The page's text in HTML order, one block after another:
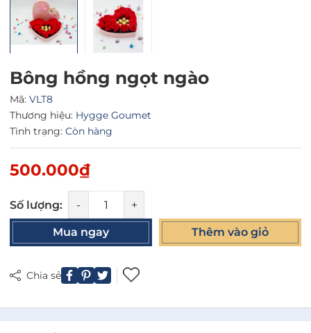
Bông hồng ngọt ngào
Mã: VLT8
Thương hiệu: Hygge Goumet
Tình trạng: Còn hàng
500.000₫
Số lượng: - +
Mua ngay Thêm vào giỏ
Chia sẻ